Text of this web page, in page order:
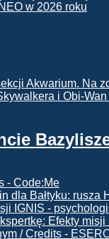
w 2026 roku
dla Bałtyku: rusza
Efekty